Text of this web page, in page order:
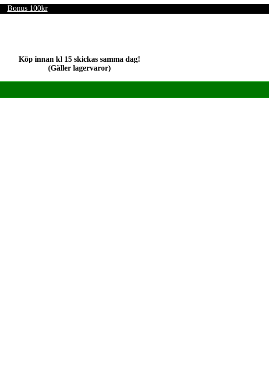
Bonus 100kr
Köp innan kl 15 skickas samma dag!
(Gäller lagervaror)